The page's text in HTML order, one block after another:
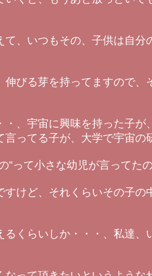
、いつもその、子供は自分
びる芽を持ってますので、
、宇宙に興味を持った子が
ってる子が、大学で宇宙の
”って小さな幼児が言ってた
けど、それくらいその子の
くらいしか・・・、私達